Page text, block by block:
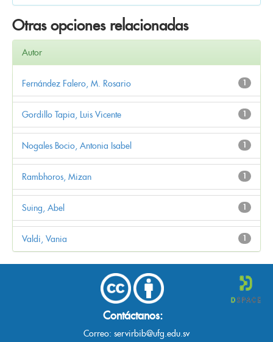
Otras opciones relacionadas
Autor
1
Fernández Falero, M. Rosario
1
Gordillo Tapia, Luis Vicente
1
Nogales Bocio, Antonia Isabel
1
Rambhoros, Mizan
1
Suing, Abel
1
Valdi, Vania
Contáctanos:
Correo: servirbib@ufg.edu.sv